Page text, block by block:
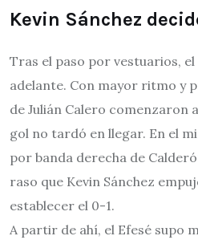
Kevin Sánchez
Tras el paso por vestuarios,
adelante. Con mayor ritmo y
de Julián Calero comenzaron
gol no tardó en llegar. En el
por banda derecha de
raso que Kevin Sánchez
establecer el 0-1.
A partir de ahí, el Efesé supo